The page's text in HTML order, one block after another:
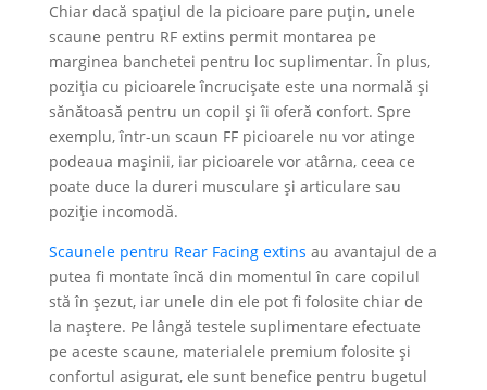
Chiar dacă spațiul de la picioare pare puțin, unele
scaune pentru RF extins permit montarea pe
marginea banchetei pentru loc suplimentar. În plus,
poziția cu picioarele încrucișate este una normală și
sănătoasă pentru un copil și îi oferă confort. Spre
exemplu, într-un scaun FF picioarele nu vor atinge
podeaua mașinii, iar picioarele vor atârna, ceea ce
poate duce la dureri musculare și articulare sau
poziție incomodă.
Scaunele pentru Rear Facing extins au avantajul de a
putea fi montate încă din momentul în care copilul
stă în șezut, iar unele din ele pot fi folosite chiar de
la naștere. Pe lângă testele suplimentare efectuate
pe aceste scaune, materialele premium folosite și
confortul asigurat, ele sunt benefice pentru bugetul